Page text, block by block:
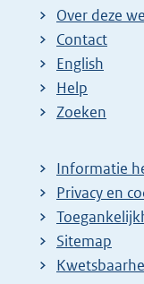
Over deze
Contact
English
Help
Zoeken
Informatie
Privacy en
Sitemap
E